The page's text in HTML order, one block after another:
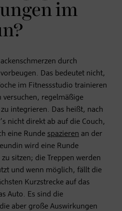
im
durch
vorbeugen. Das bedeutet nicht,
im Fitnessstudio trainieren
versuchen, regelmäßige
integrieren. Das heißt, nach
nicht direkt ab auf die Couch,
eine Runde spazieren an der
wird eine Runde
sitzen; die Treppen werden
und wenn möglich, fällt die
Kurzstrecke auf das
Auto. Es sind die
aber große Auswirkungen